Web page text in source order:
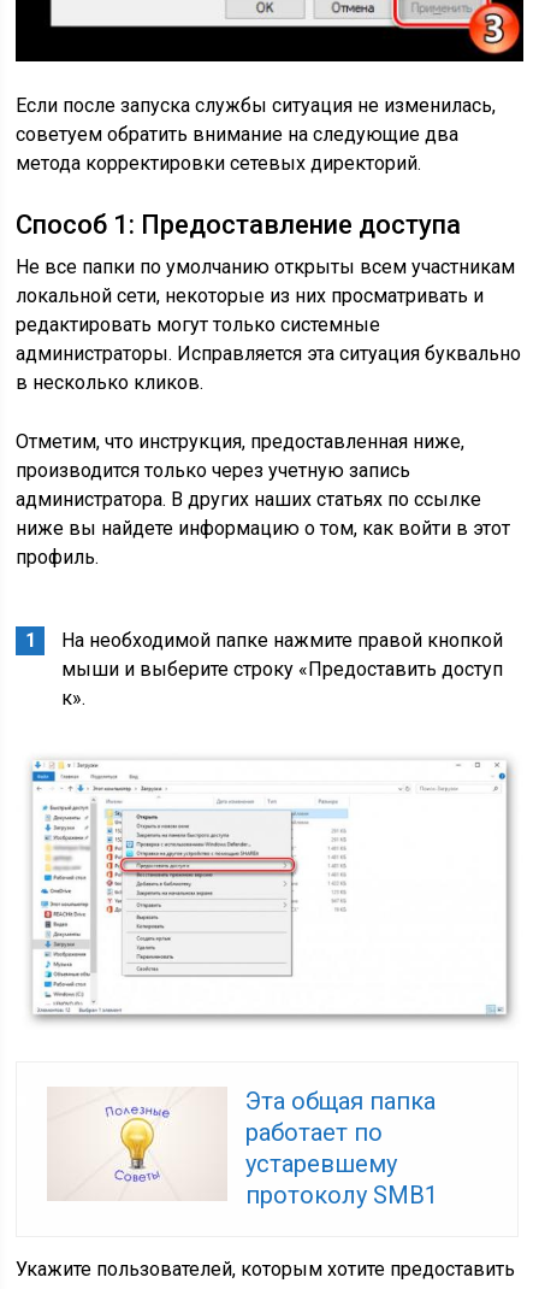
Если после запуска службы ситуация не изменилась,
советуем обратить внимание на следующие два
метода корректировки сетевых директорий.
Способ 1: Предоставление доступа
Не все папки по умолчанию открыты всем участникам
локальной сети, некоторые из них просматривать и
редактировать могут только системные
администраторы. Исправляется эта ситуация буквально
в несколько кликов.
Отметим, что инструкция, предоставленная ниже,
производится только через учетную запись
администратора. В других наших статьях по ссылке
ниже вы найдете информацию о том, как войти в этот
профиль.
На необходимой папке нажмите правой кнопкой
мыши и выберите строку «Предоставить доступ
к».
Эта общая папка
работает по
устаревшему
протоколу SMB1
Укажите пользователей, которым хотите предоставить